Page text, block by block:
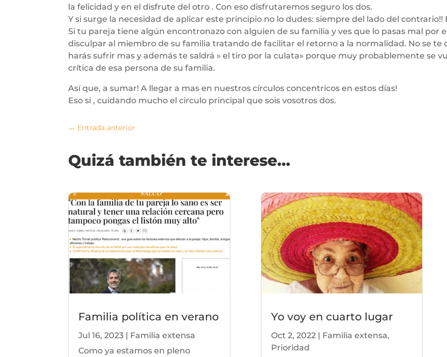
la felicidad y en el disfrute del otro . Con eso disfrutaremos seguro los dos.
Y si surge la necesidad de aplicar este principio no lo dudes: siempre del lado del contrario!!
Si tu pareja tiene algún encontronazo con alguien de su familia y ves que lo pasas mal por
disculpar al miembro de su familia tratando de facilitar el retorno a la normalidad. No se te
harás sufrir mas y además te saldrá » el tiro por la culata» porque muy probablemente se
crítica de esa persona de su familia.
Así que, a sumar! A llegar a mas en nuestros círculos concentricos en estos días!
Eso si , cuidando mucho el circulo principal que sois vosotros dos.
← Entrada anterior
Quizá también te interese…
Familia política en verano
Jul 16, 2023 | Familia extensa
Como ya estamos en pleno
Yo voy en cuarto lugar
Oct 2, 2022| Familia extensa,
Prioridad